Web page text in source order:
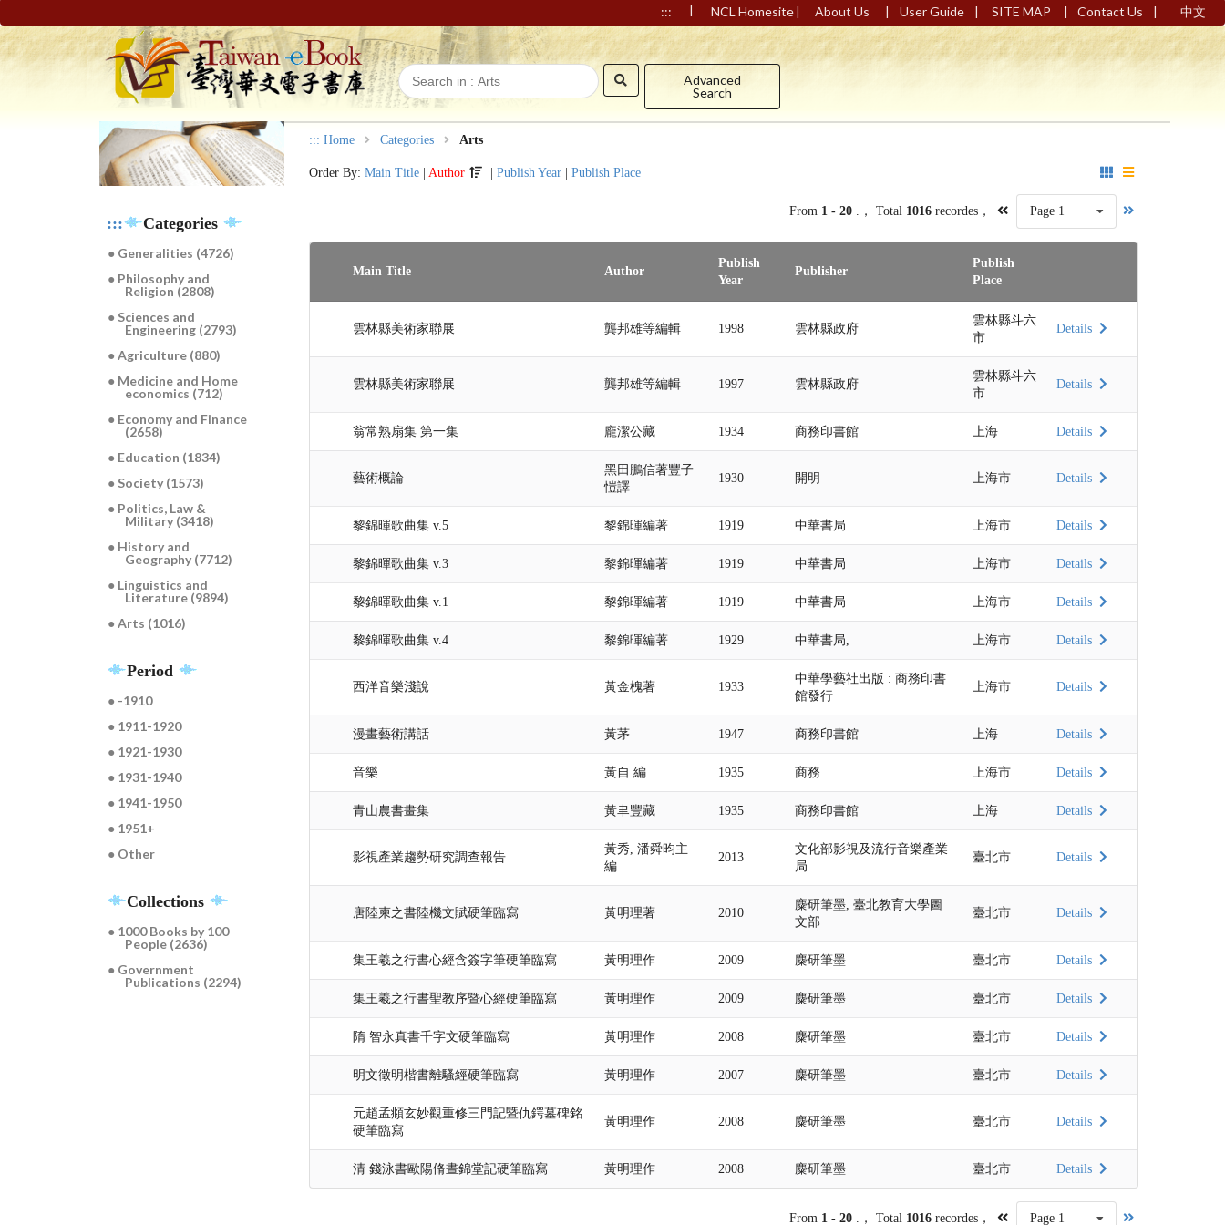
::: | NCL Homesite| About Us | User Guide | SITE MAP | Contact Us | 中文
Advanced
Search
::: Categories
● Generalities (4726)
● Philosophy and
Religion (2808)
● Sciences and
Engineering (2793)
● Agriculture (880)
● Medicine and Home
economics (712)
● Economy and Finance
(2658)
● Education (1834)
● Society (1573)
● Politics, Law &
Military (3418)
● History and
Geography (7712)
● Linguistics and
Literature (9894)
● Arts (1016)
Period
● -1910
● 1911-1920
● 1921-1930
● 1931-1940
● 1941-1950
● 1951+
● Other
Collections
● 1000 Books by 100
People (2636)
● Government
Publications (2294)
::: Home Categories Arts
Order By:Main Title Author |Publish Year |Publish Place
From 1 - 20 .， Total 1016 recordes， Page 1
Main Title Author
Publish
Year
Publisher
Publish
Place
雲林縣美術家聯展 龔邦雄等編輯 1998 雲林縣政府
雲林縣斗六
市
Details
雲林縣美術家聯展 龔邦雄等編輯 1997 雲林縣政府
雲林縣斗六
市
Details
翁常熟扇集 第一集 龐潔公藏 1934 商務印書館 上海 Details
藝術概論
黑田鵬信著豐子
愷譯
1930 開明 上海市 Details
黎錦暉歌曲集 v.5 黎錦暉編著 1919 中華書局 上海市 Details
黎錦暉歌曲集 v.3 黎錦暉編著 1919 中華書局 上海市 Details
黎錦暉歌曲集 v.1 黎錦暉編著 1919 中華書局 上海市 Details
黎錦暉歌曲集 v.4 黎錦暉編著 1929 中華書局, 上海市 Details
西洋音樂淺說 黃金槐著 1933
中華學藝社出版 : 商務印書
館發行
上海市 Details
漫畫藝術講話 黃茅 1947 商務印書館 上海 Details
音樂 黃自 編 1935 商務 上海市 Details
青山農書畫集 黃聿豐藏 1935 商務印書館 上海 Details
影視產業趨勢研究調查報告
黃秀, 潘舜昀主
編
2013
文化部影視及流行音樂產業
局
臺北市 Details
唐陸柬之書陸機文賦硬筆臨寫 黃明理著 2010
麋研筆墨, 臺北教育大學圖
文部
臺北市 Details
集王羲之行書心經含簽字筆硬筆臨寫 黃明理作 2009 麋研筆墨 臺北市 Details
集王羲之行書聖教序暨心經硬筆臨寫 黃明理作 2009 麋研筆墨 臺北市 Details
隋 智永真書千字文硬筆臨寫 黃明理作 2008 麋研筆墨 臺北市 Details
明文徵明楷書離騷經硬筆臨寫 黃明理作 2007 麋研筆墨 臺北市 Details
元趙孟頫玄妙觀重修三門記暨仇鍔墓碑銘
硬筆臨寫
黃明理作 2008 麋研筆墨 臺北市 Details
清 錢泳書歐陽脩晝錦堂記硬筆臨寫 黃明理作 2008 麋研筆墨 臺北市 Details
From 1 - 20 .， Total 1016 recordes， Page 1